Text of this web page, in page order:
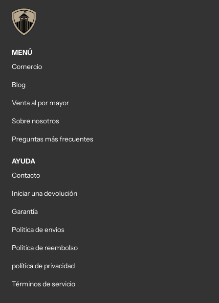
MENÚ
Comercio
Blog
Venta al por mayor
Sobre nosotros
Preguntas más frecuentes
AYUDA
Contacto
Iniciar una devolución
Garantía
Politica de envios
Politica de reembolso
política de privacidad
Términos de servicio